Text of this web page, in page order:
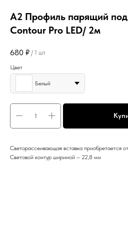
А2 Профиль парящий под
Contour Pro LED/ 2м
680 ₽ / 1 шт
Цвет
Белый
Светорассеивающая вставка приобретается
Световой контур шириной – 22,8 мм